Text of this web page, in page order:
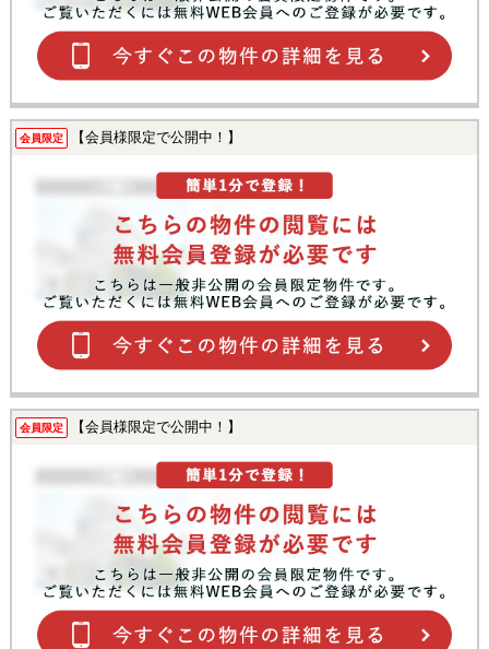
会員限定 【会員様限定で公開中！】
会員限定 【会員様限定で公開中！】